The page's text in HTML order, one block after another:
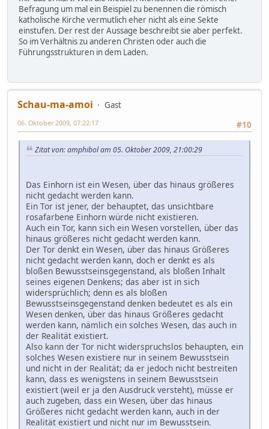
Befragung um mal ein Beispiel zu benennen die römisch
katholische Kirche vermutlich eher nicht als eine Sekte
einstufen. Der rest der Aussage beschreibt sie aber perfekt.
So im Verhältnis zu anderen Christen oder auch die
Führungsstrukturen in dem Laden.
Schau-ma-amoi
Gast
#10
06. Oktober 2009, 07:22:17
Zitat von: amphibol am 05. Oktober 2009, 21:00:29
Das Einhorn ist ein Wesen, über das hinaus größeres
nicht gedacht werden kann.
Ein Tor ist jener, der behauptet, das unsichtbare
rosafarbene Einhorn würde nicht existieren.
Auch ein Tor, kann sich ein Wesen vorstellen, über das
hinaus größeres nicht gedacht werden kann.
Der Tor denkt ein Wesen, über das hinaus Größeres
nicht gedacht werden kann, doch er denkt es als
bloßen Bewusstseinsgegenstand, als bloßen Inhalt
seines eigenen Denkens; das aber ist in sich
widersprüchlich; denn es als bloßen
Bewusstseinsgegenstand denken bedeutet es als ein
Wesen denken, über das hinaus Größeres gedacht
werden kann, nämlich ein solches Wesen, das auch in
der Realität existiert.
Also kann der Tor nicht widerspruchslos behaupten, ein
solches Wesen existiere nur in seinem Bewusstsein
und nicht in der Realität; da er jedoch nicht bestreiten
kann, dass es wenigstens in seinem Bewusstsein
existiert (weil er ja den Ausdruck versteht), müsse er
auch zugeben, dass ein Wesen, über das hinaus
Größeres nicht gedacht werden kann, auch in der
Realität existiert und nicht nur im Bewusstsein.